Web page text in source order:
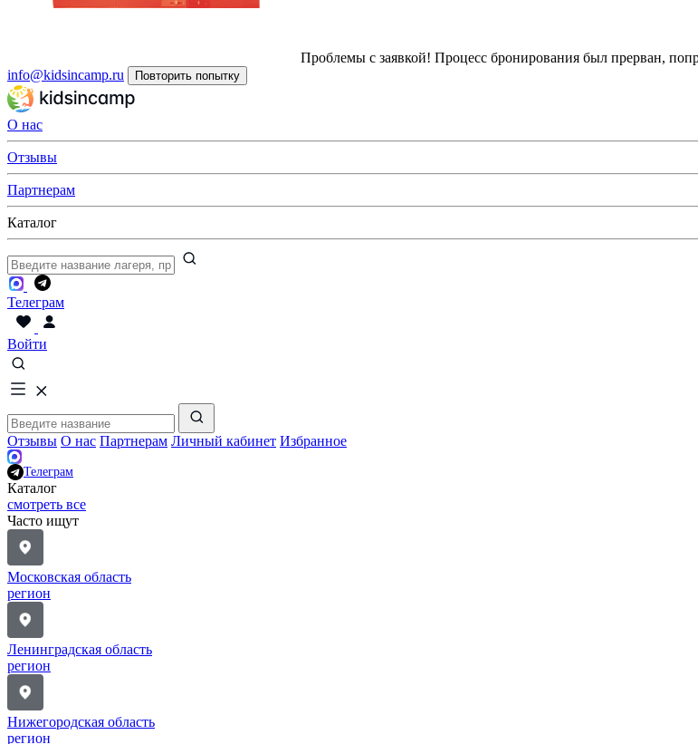
Проблемы с заявкой! Процесс бронирования был прерван,
info@kidsincamp.ru
Повторить попытку
О нас
Отзывы
Партнерам
Каталог
Телеграм
Войти
Отзывы О нас Партнерам Личный кабинет Избранное
Телеграм
Каталог
смотреть все
Часто ищут
Московская область
регион
Ленинградская область
регион
Нижегородская область
регион